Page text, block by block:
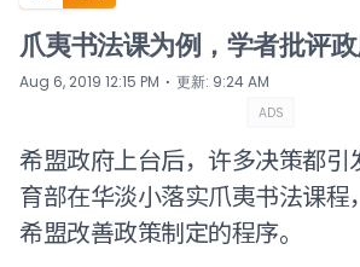
爪夷书法课为例，学者批评
Aug 6, 2019 12:15 PM ⋅ 更新: 9:24 AM
ADS
希盟政府上台后，许多决策都引
育部在华淡小落实爪夷书法课程
希盟改善政策制定的程序。